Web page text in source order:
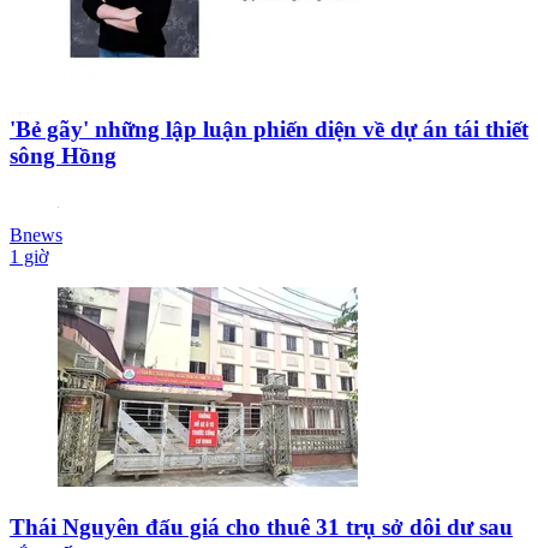
'Bẻ gãy' những lập luận phiến diện về dự án tái thiết
sông Hồng
Bnews
1 giờ
Thái Nguyên đấu giá cho thuê 31 trụ sở dôi dư sau